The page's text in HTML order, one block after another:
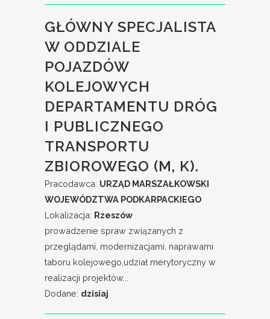
GŁÓWNY SPECJALISTA
W ODDZIALE
POJAZDÓW
KOLEJOWYCH
DEPARTAMENTU DRÓG
I PUBLICZNEGO
TRANSPORTU
ZBIOROWEGO (M, K).
Pracodawca: URZĄD MARSZAŁKOWSKI
WOJEWÓDZTWA PODKARPACKIEGO
Lokalizacja: Rzeszów
prowadzenie spraw związanych z
przeglądami, modernizacjami, naprawami
taboru kolejowego,udział merytoryczny w
realizacji projektów...
Dodane: dzisiaj